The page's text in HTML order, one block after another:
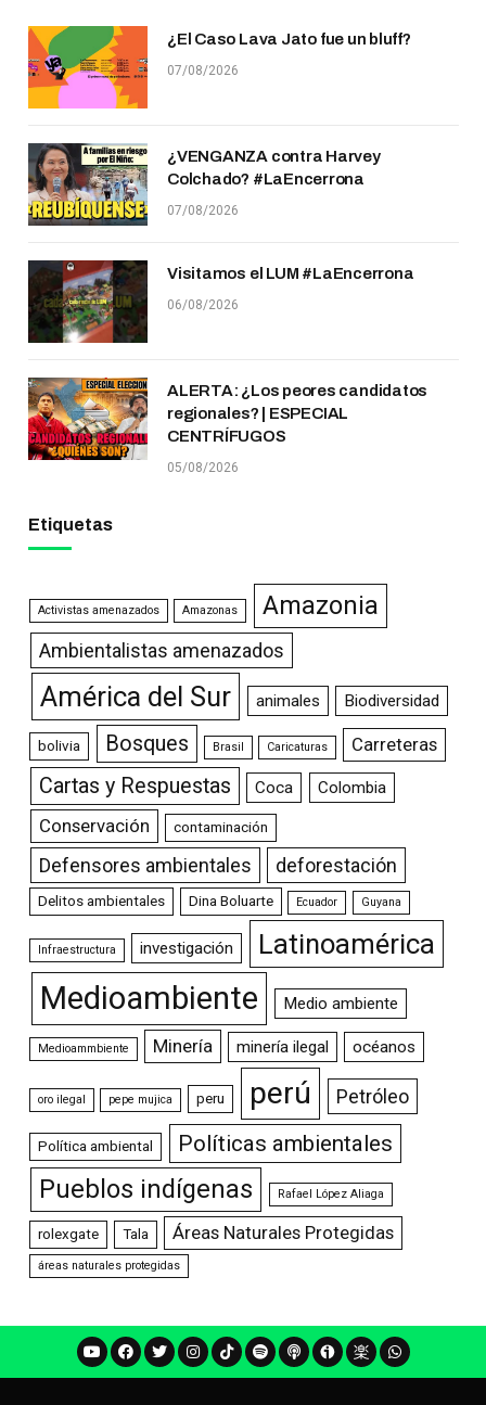
¿El Caso Lava Jato fue un bluff?
07/08/2026
¿VENGANZA contra Harvey
Colchado? #LaEncerrona
07/08/2026
Visitamos el LUM #LaEncerrona
06/08/2026
ALERTA: ¿Los peores candidatos
regionales? | ESPECIAL
CENTRÍFUGOS
05/08/2026
Etiquetas
Activistas amenazados Amazonas Amazonia
Ambientalistas amenazados
América del Sur animales Biodiversidad
bolivia Bosques Brasil Caricaturas Carreteras
Cartas y Respuestas Coca Colombia
Conservación contaminación
Defensores ambientales deforestación
Delitos ambientales Dina Boluarte Ecuador Guyana
Infraestructura investigación Latinoamérica
Medioambiente Medio ambiente
Medioammbiente Minería minería ilegal océanos
oro ilegal pepe mujica peru perú Petróleo
Política ambiental Políticas ambientales
Pueblos indígenas Rafael López Aliaga
rolexgate Tala Áreas Naturales Protegidas
áreas naturales protegidas